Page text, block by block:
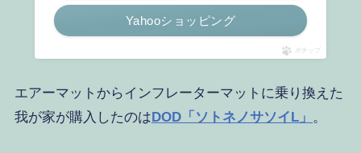
Yahooショッピング
ポチップ
エアーマットからインフレーターマットに乗り換えた
我が家が購入したのはDOD「ソトネノサソイL」 。